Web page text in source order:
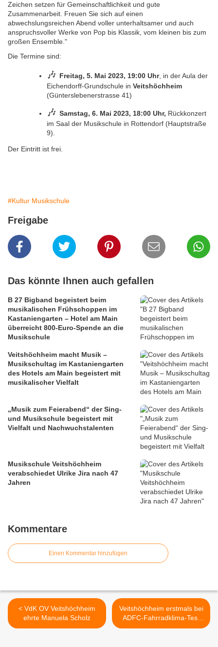
Zeichen setzen für Gemeinschaftlichkeit und gute
Zusammenarbeit. Freuen Sie sich auf einen
abwechslungsreichen Abend voller unterhaltsamer und auch
anspruchsvoller Werke von Pop bis Klassik, vom kleinen bis zum
großen Ensemble."
Die Termine sind:
🎶 Freitag, 5. Mai 2023, 19:00 Uhr, in der Aula der
Eichendorff-Grundschule in Veitshöchheim
(Günterslebenerstrasse 41)
🎶 Samstag, 6. Mai 2023, 18:00 Uhr, Rückkonzert
im Saal der Musikschule in Rottendorf (Hauptstraße
9).
Der Eintritt ist frei.
#Kultur Musikschule
Freigabe
Das könnte Ihnen auch gefallen
B 27 Bigband begeistert beim
musikalischen Frühschoppen im
Kastaniengarten – Hotel am Main
überreicht 800-Euro-Spende an die
Musikschule
Veitshöchheim macht Musik –
Musikschultag im Kastaniengarten
des Hotels am Main begeistert mit
musikalischer Vielfalt
„Musik zum Feierabend“ der Sing-
und Musikschule begeistert mit
Vielfalt und Nachwuchstalenten
Musikschule Veitshöchheim
verabschiedet Ulrike Jira nach 47
Jahren
Kommentare
Einen Kommentar hinzufügen
< VdK OV Veitshöchheim
ehrte Manuela Scholz
Veitshöchheim erstmals bei
ADFC-Fahrradklima-Test
bewertet: Schulnote 3,9 und